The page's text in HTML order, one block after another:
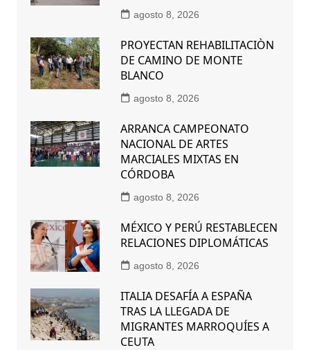
agosto 8, 2026
PROYECTAN REHABILITACIÒN
DE CAMINO DE MONTE
BLANCO
agosto 8, 2026
ARRANCA CAMPEONATO
NACIONAL DE ARTES
MARCIALES MIXTAS EN
CÓRDOBA
agosto 8, 2026
MÉXICO Y PERÚ RESTABLECEN
RELACIONES DIPLOMÁTICAS
agosto 8, 2026
ITALIA DESAFÍA A ESPAÑA
TRAS LA LLEGADA DE
MIGRANTES MARROQUÍES A
CEUTA